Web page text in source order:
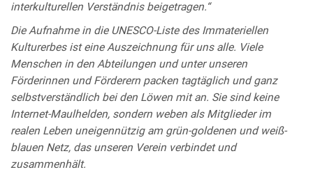
interkulturellen Verständnis beigetragen.“
Die Aufnahme in die UNESCO-Liste des Immateriellen
Kulturerbes ist eine Auszeichnung für uns alle. Viele
Menschen in den Abteilungen und unter unseren
Förderinnen und Förderern packen tagtäglich und ganz
selbstverständlich bei den Löwen mit an. Sie sind keine
Internet-Maulhelden, sondern weben als Mitglieder im
realen Leben uneigennützig am grün-goldenen und weiß-
blauen Netz, das unseren Verein verbindet und
zusammenhält.